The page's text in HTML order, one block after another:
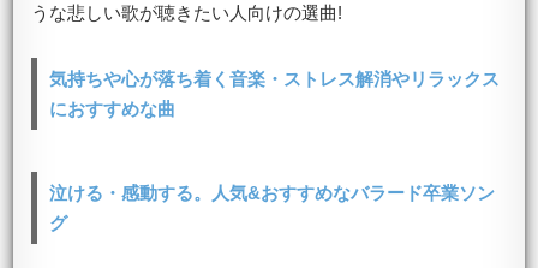
うな悲しい歌が聴きたい人向けの選曲!
気持ちや心が落ち着く音楽・ストレス解消やリラックス
におすすめな曲
泣ける・感動する。人気&おすすめなバラード卒業ソン
グ